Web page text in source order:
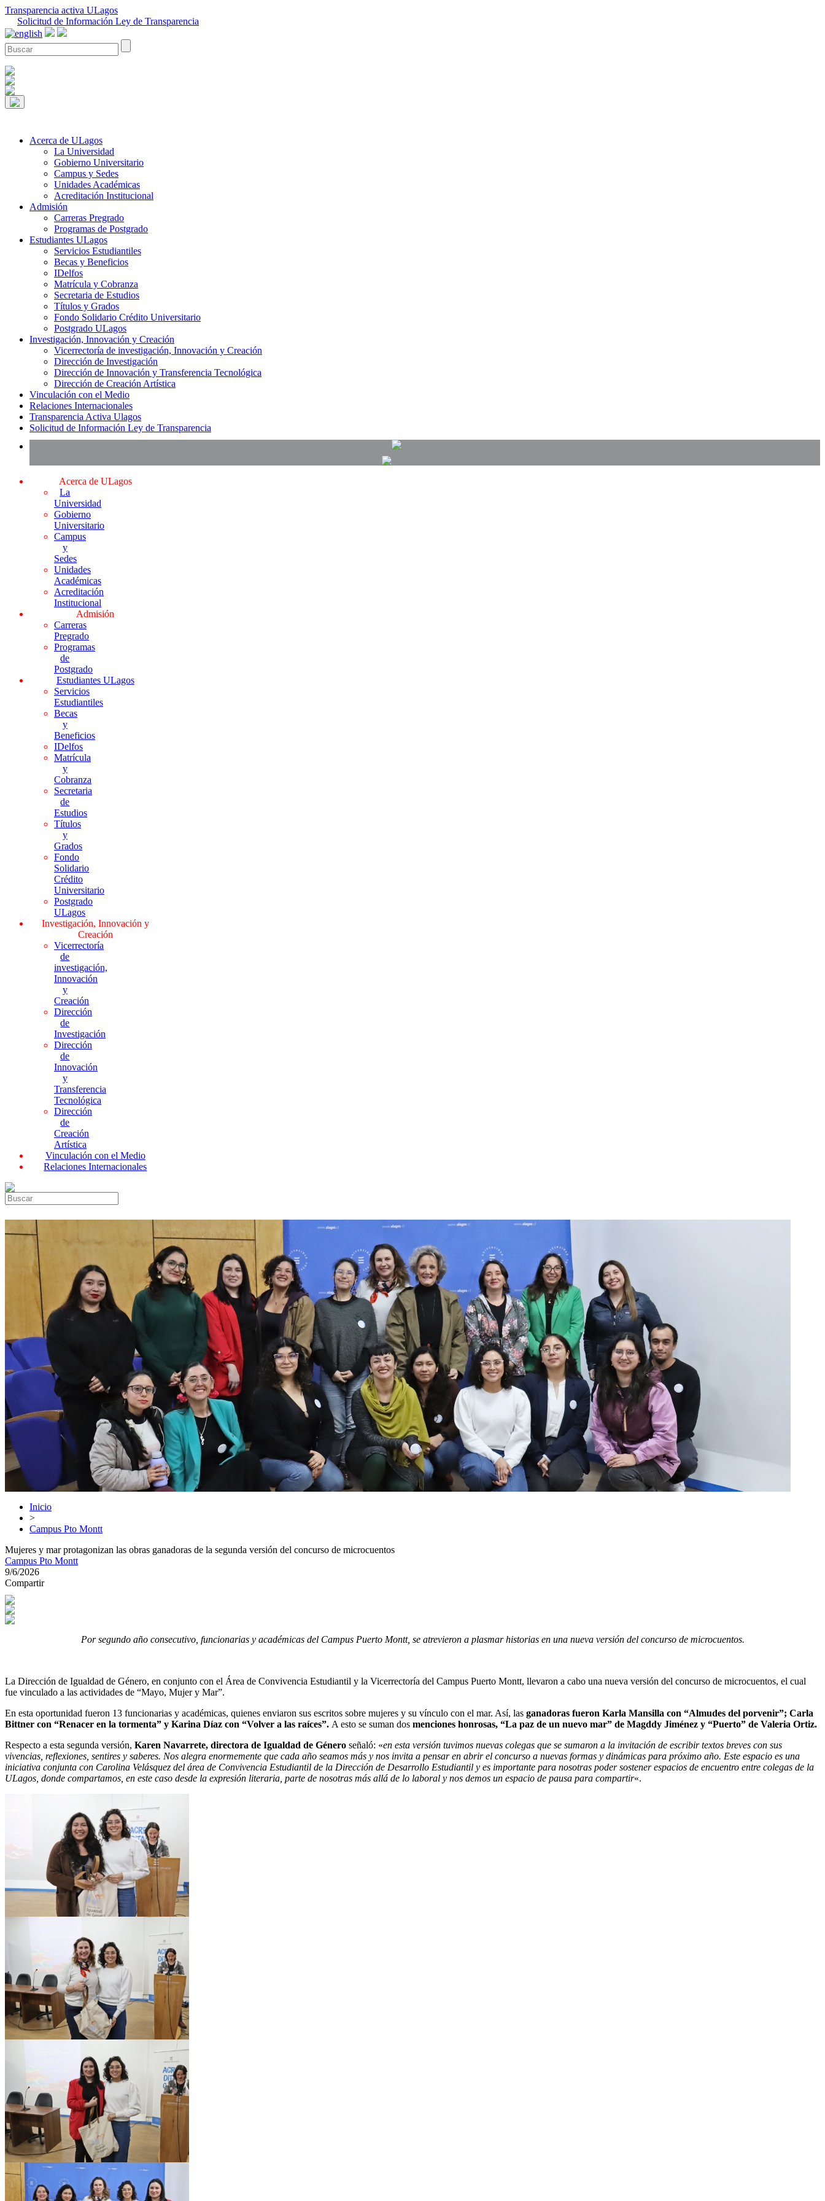
Transparencia activa ULagos
Solicitud de Información Ley de Transparencia
Acerca de ULagos
La Universidad
Gobierno Universitario
Campus y Sedes
Unidades Académicas
Acreditación Institucional
Admisión
Carreras Pregrado
Programas de Postgrado
Estudiantes ULagos
Servicios Estudiantiles
Becas y Beneficios
IDelfos
Matrícula y Cobranza
Secretaria de Estudios
Títulos y Grados
Fondo Solidario Crédito Universitario
Postgrado ULagos
Investigación, Innovación y Creación
Vicerrectoría de investigación, Innovación y Creación
Dirección de Investigación
Dirección de Innovación y Transferencia Tecnológica
Dirección de Creación Artística
Vinculación con el Medio
Relaciones Internacionales
Transparencia Activa Ulagos
Solicitud de Información Ley de Transparencia
Acerca de ULagos
La
Universidad
Gobierno
Universitario
Campus
y
Sedes
Unidades
Académicas
Acreditación
Institucional
Admisión
Carreras
Pregrado
Programas
de
Postgrado
Estudiantes ULagos
Servicios
Estudiantiles
Becas
y
Beneficios
IDelfos
Matrícula
y
Cobranza
Secretaria
de
Estudios
Títulos
y
Grados
Fondo
Solidario
Crédito
Universitario
Postgrado
ULagos
Investigación, Innovación y
Creación
Vicerrectoría
de
investigación,
Innovación
y
Creación
Dirección
de
Investigación
Dirección
de
Innovación
y
Transferencia
Tecnológica
Dirección
de
Creación
Artística
Vinculación con el Medio
Relaciones Internacionales
Inicio
>
Campus Pto Montt
Mujeres y mar protagonizan las obras ganadoras de la segunda versión del concurso de microcuentos
Campus Pto Montt
9/6/2026
Compartir
Por segundo año consecutivo, funcionarias y académicas del Campus Puerto Montt, se atrevieron a plasmar historias en una nueva versión del concurso de microcuentos.
La Dirección de Igualdad de Género, en conjunto con el Área de Convivencia Estudiantil y la Vicerrectoría del Campus Puerto Montt, llevaron a cabo una nueva versión del concurso de microcuentos, el cual
fue vinculado a las actividades de “Mayo, Mujer y Mar”.
En esta oportunidad fueron 13 funcionarias y académicas, quienes enviaron sus escritos sobre mujeres y su vínculo con el mar. Así, las ganadoras fueron Karla Mansilla con “Almudes del porvenir”; Carla
Bittner con “Renacer en la tormenta” y Karina Díaz con “Volver a las raíces”. A esto se suman dos menciones honrosas, “La paz de un nuevo mar” de Magddy Jiménez y “Puerto” de Valeria Ortiz.
Respecto a esta segunda versión, Karen Navarrete, directora de Igualdad de Género señaló: «en esta versión tuvimos nuevas colegas que se sumaron a la invitación de escribir textos breves con sus
vivencias, reflexiones, sentires y saberes. Nos alegra enormemente que cada año seamos más y nos invita a pensar en abrir el concurso a nuevas formas y dinámicas para próximo año. Este espacio es una
iniciativa conjunta con Carolina Velásquez del área de Convivencia Estudiantil de la Dirección de Desarrollo Estudiantil y es importante para nosotras poder sostener espacios de encuentro entre colegas de la
ULagos, donde compartamos, en este caso desde la expresión literaria, parte de nosotras más allá de lo laboral y nos demos un espacio de pausa para compartir«.